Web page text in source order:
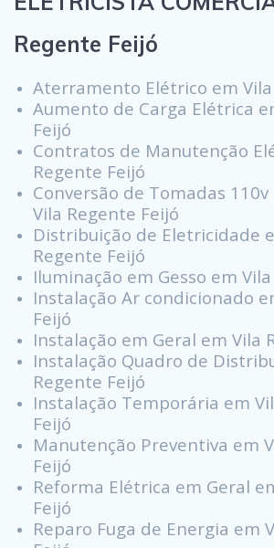
Regente Feijó
Aterramento Elétrico em
Aumento de Carga Elétrica
Feijó
Contratos de Manutenção
Regente Feijó
Conversão de Tomadas
Vila Regente Feijó
Distribuição de Eletricidade
Regente Feijó
Iluminação em Gesso em
Instalação Ar condicionado
Feijó
Instalação em Geral em Vila
Instalação Quadro de
Regente Feijó
Instalação Temporária em
Feijó
Manutenção Preventiva em
Feijó
Reforma Elétrica em Geral
Feijó
Reparo Fuga de Energia em